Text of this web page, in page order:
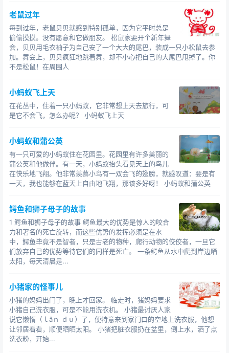
老鼠过年
每到过年，老鼠贝贝就感到特别孤单，因为它平时总是
偷偷摸摸。没有愿意和它做朋友。 松鼠家要开个新年舞
会，贝贝用毛衣袖子为自己安了一个大大的尾巴，装成一只小松鼠去参
加。舞会上，贝贝疯狂地跳着舞，却不小心把自己的大尾巴甩掉了。你
不是松鼠！在周围人
小蚂蚁飞上天
在花丛中，住着一只小蚂蚁，它非常想上天去旅行，可
是它不会飞，怎么办呢？ 小蚂蚁飞上天
小蚂蚁和蒲公英
有一只可爱的小蚂蚁住在花园里。花园里有许多美丽的
蒲公英和他做伴。有一天，小蚂蚁抬头看见天上的鸟儿
在快乐地飞翔。他非常羡慕小鸟有一双会飞的翅膀，就感叹道：要是有
一天，我也能够在蓝天上自由地飞翔，那该多好呀！ 小蚂蚁和蒲公英
鳄鱼和狮子母子的故事
1 鳄鱼和狮子母子的故事 鳄鱼最大的优势是惊人的咬合
力和著名的死亡旋转，而这些优势的发挥必须是在水
中，鳄鱼毕竟不是智者，只是古老的物种，爬行动物的佼佼者，一旦它
们放弃自己的优势等待它们的同样是死亡。 一条鳄鱼从水中爬到岸边晒
太阳，每天清晨是...
小猪家的怪事儿
小猪的妈妈出门了，晚上才回家。 临走时，猪妈妈要求
小猪自己洗衣服，可是不能用洗衣机。 小猪最讨厌人家
说它懒惰（ｌǎｎ ｄｕ）了，便特意来到家门口的空地上洗衣服，他想
让邻居看看，顺便晒晒太阳。 小猪把脏衣服扔在盆里，倒上水，洒了点
洗衣粉，开始...